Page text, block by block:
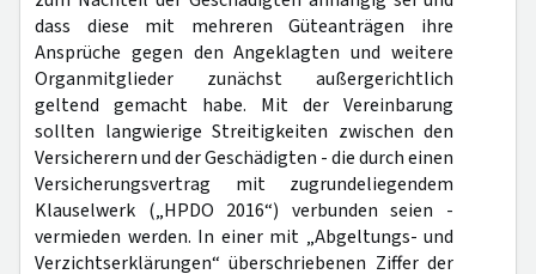
dass diese mit mehreren Güteanträgen ihre
Ansprüche gegen den Angeklagten und weitere
Organmitglieder zunächst außergerichtlich
geltend gemacht habe. Mit der Vereinbarung
sollten langwierige Streitigkeiten zwischen den
Versicherern und der Geschädigten - die durch einen
Versicherungsvertrag mit zugrundeliegendem
Klauselwerk („HPDO 2016“) verbunden seien -
vermieden werden. In einer mit „Abgeltungs- und
Verzichtserklärungen“ überschriebenen Ziffer der